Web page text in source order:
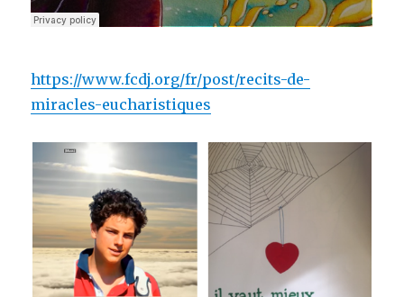
https://www.fcdj.org/fr/post/recits-de-
miracles-eucharistiques